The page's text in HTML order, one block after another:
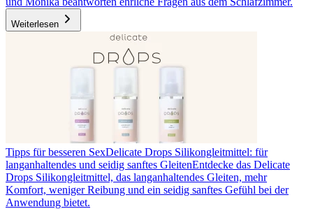
Weiterlesen
Tipps für besseren SexDelicate Drops Silikongleitmittel: für
langanhaltendes und seidig sanftes GleitenEntdecke das Delicate
Drops Silikongleitmittel, das langanhaltendes Gleiten, mehr
Komfort, weniger Reibung und ein seidig sanftes Gefühl bei der
Anwendung bietet.